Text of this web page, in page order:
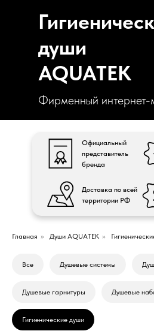
души
AQUATEK
Фирменный интернет-
Официальный
представитель
бренда
Доставка по всей
территории РФ
Главная » Души AQUATEK »
Все Душевые системы
Душевые гарнитуры Душевые
Гигиенические души